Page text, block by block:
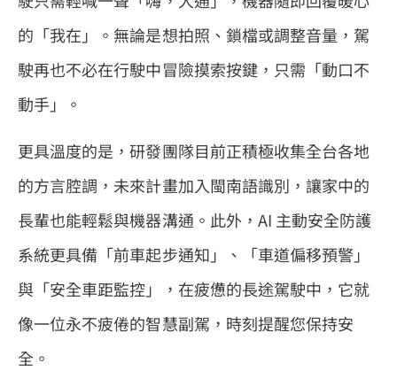
的「我在」。無論是想拍照、鎖檔或調整音量，駕
駛再也不必在行駛中冒險摸索按鍵，只需「動口不
動手」。
更具溫度的是，研發團隊目前正積極收集全台各地
的方言腔調，未來計畫加入閩南語識別，讓家中的
長輩也能輕鬆與機器溝通。此外，AI 主動安全防護
系統更具備「前車起步通知」、「車道偏移預警」
與「安全車距監控」，在疲憊的長途駕駛中，它就
像一位永不疲倦的智慧副駕，時刻提醒您保持安
全。